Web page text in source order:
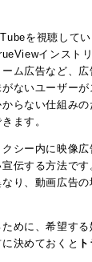
を視聴して
インスト
ム広告など、
ないユーザー
らない仕組みの
ます。
シー内に映像
伝する方法です
り、動画広告
めに、希望す
決めておくと